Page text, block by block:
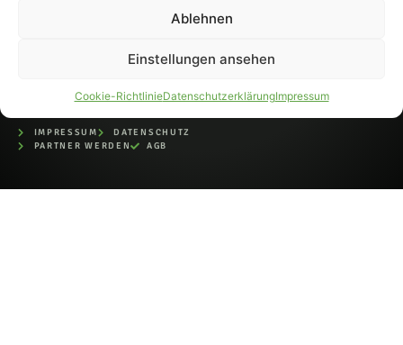
Ablehnen
Einstellungen ansehen
Cookie-RichtlinieDatenschutzerklärungImpressum
IMPRESSUM
DATENSCHUTZ
PARTNER WERDEN
AGB